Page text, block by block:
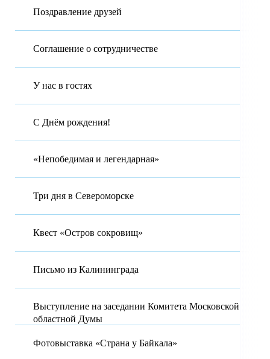
Поздравление друзей
Соглашение о сотрудничестве
У нас в гостях
С Днём рождения!
«Непобедимая и легендарная»
Три дня в Североморске
Квест «Остров сокровищ»
Письмо из Калининграда
Выступление на заседании Комитета Московской
областной Думы
Фотовыставка «Страна у Байкала»